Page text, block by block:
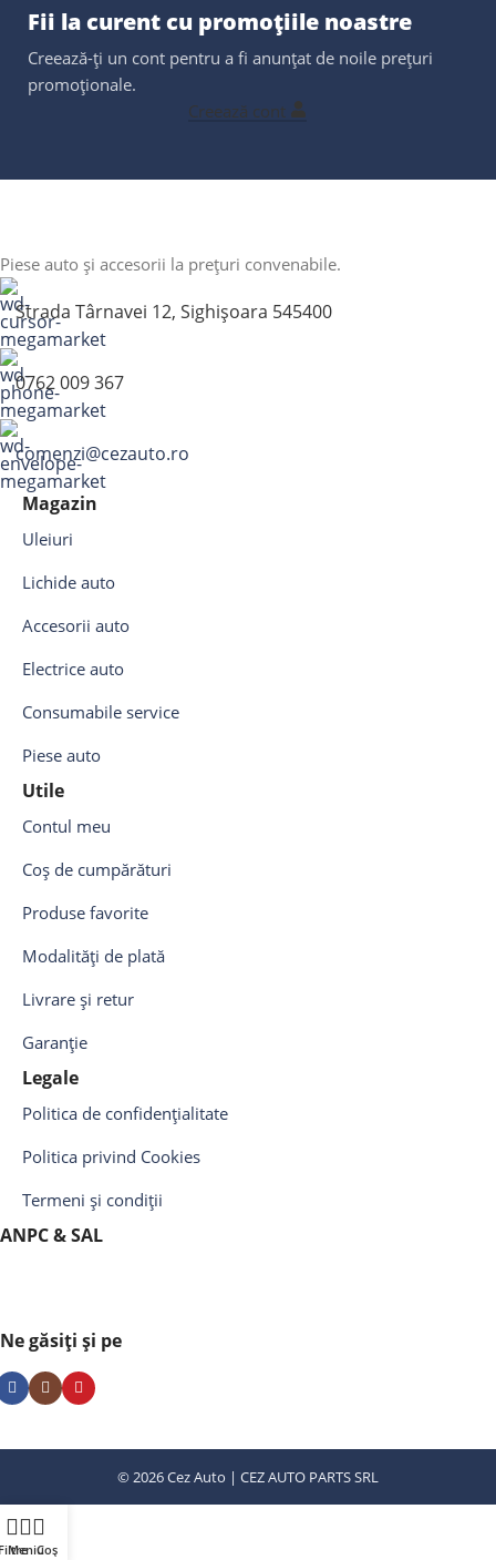
Fii la curent cu promoțiile noastre
Creează-ți un cont pentru a fi anunțat de noile prețuri
promoționale.
Creează cont
Piese auto și accesorii la prețuri convenabile.
Strada Târnavei 12, Sighișoara 545400
0762 009 367
comenzi@cezauto.ro
Magazin
Uleiuri
Lichide auto
Accesorii auto
Electrice auto
Consumabile service
Piese auto
Utile
Contul meu
Coș de cumpărături
Produse favorite
Modalități de plată
Livrare și retur
Garanție
Legale
Politica de confidențialitate
Politica privind Cookies
Termeni și condiții
ANPC & SAL
Ne găsiți și pe
© 2026 Cez Auto | CEZ AUTO PARTS SRL
MeniuCoș